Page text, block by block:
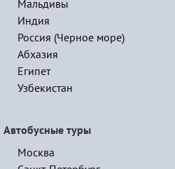
Мальдивы
Индия
Россия (Черное море)
Абхазия
Египет
Узбекистан
Автобусные туры
Москва